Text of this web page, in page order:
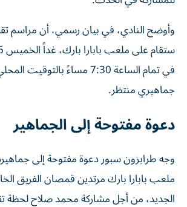
وأوضح النادي، في بيان رسمي، أن مراسم
في تمام الساعة 7:30 مساءً
جماهيري منتظر.
دعوة مفتوحة إلى الجماهير
ملعب بابارا بارك مرتدين قمصان الفريق
الجديد، من أجل مشاركة محمد صلاح لحظة